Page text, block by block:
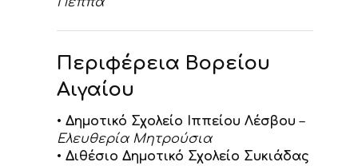
Περιφέρεια Βορείου
Αιγαίου
• Δημοτικό Σχολείο Ιππείου Λέσβου –
Ελευθερία Μητρούσια
• Διθέσιο Δημοτικό Σχολείο Συκιάδας